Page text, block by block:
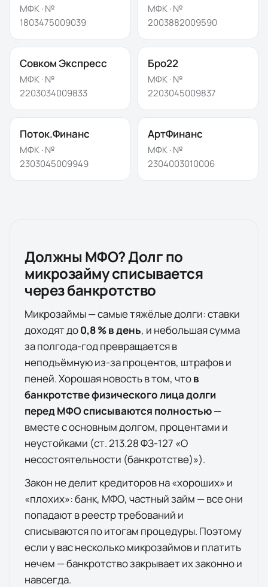
МФК · №
1803475009039
МФК · №
2003882009590
Совком Экспресс
МФК · №
2203034009833
Бро22
МФК · №
2203045009837
Поток.Финанс
МФК · №
2303045009949
АртФинанс
МФК · №
2304003010006
Должны МФО? Долг по
микрозайму списывается
через банкротство
Микрозаймы — самые тяжёлые долги: ставки
доходят до0,8 % в день, и небольшая сумма
за полгода-год превращается в
неподъёмную из-за процентов, штрафов и
пеней. Хорошая новость в том, чтов
банкротстве физического лица долги
перед МФО списываются полностью—
вместе с основным долгом, процентами и
неустойками (ст. 213.28 ФЗ-127 «О
несостоятельности (банкротстве)»).
Закон не делит кредиторов на «хороших» и
«плохих»: банк, МФО, частный займ — все они
попадают в реестр требований и
списываются по итогам процедуры. Поэтому
если у вас несколько микрозаймов и платить
нечем — банкротство закрывает их законно и
навсегда.